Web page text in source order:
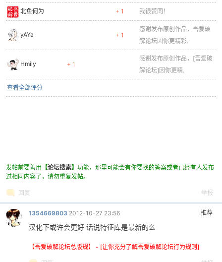
北鱼何为 + 1 我很赞同！
yAYa + 1
感谢发布原创作品，吾爱破
解论坛因你更精彩.
Hmily + 1
感谢发布原创作品，[吾爱破
解论坛]因你更精.
查看全部评分
发帖前要善用 【论坛搜索】 功能，那里可能会有你要找的答案或者已经有人发布
过相同内容了，请勿重复发帖。
回复 举报
推荐
1354669803 2012-10-27 23:56
汉化下或许会更好 话说特征库是最新的么
【吾爱破解论坛总版规】 - [让你充分了解吾爱破解论坛行为规则]